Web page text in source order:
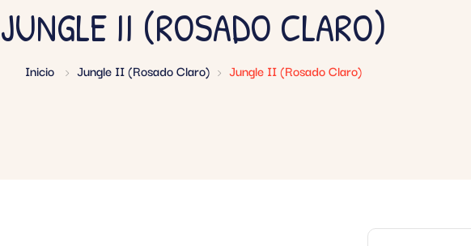
JUNGLE II (ROSADO CLARO)
Inicio Jungle II (Rosado Claro) Jungle II (Rosado Claro)